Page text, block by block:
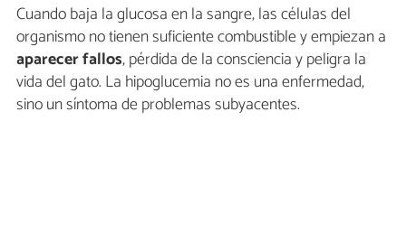
Cuando baja la glucosa en la sangre, las células del
organismo no tienen suficiente combustible y empiezan a
aparecer fallos, pérdida de la consciencia y peligra la
vida del gato. La hipoglucemia no es una enfermedad,
sino un síntoma de problemas subyacentes.